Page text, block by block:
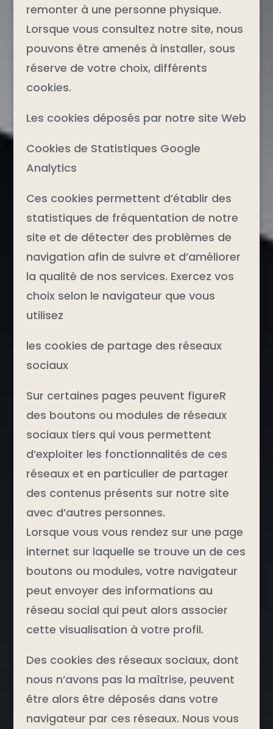
remonter à une personne physique.
Lorsque vous consultez notre site, nous
pouvons être amenés à installer, sous
réserve de votre choix, différents
cookies.
Les cookies déposés par notre site Web
Cookies de Statistiques Google
Analytics
Ces cookies permettent d’établir des
statistiques de fréquentation de notre
site et de détecter des problèmes de
navigation afin de suivre et d’améliorer
la qualité de nos services. Exercez vos
choix selon le navigateur que vous
utilisez
les cookies de partage des réseaux
sociaux
Sur certaines pages peuvent figureR
des boutons ou modules de réseaux
sociaux tiers qui vous permettent
d’exploiter les fonctionnalités de ces
réseaux et en particulier de partager
des contenus présents sur notre site
avec d’autres personnes.
Lorsque vous vous rendez sur une page
internet sur laquelle se trouve un de ces
boutons ou modules, votre navigateur
peut envoyer des informations au
réseau social qui peut alors associer
cette visualisation à votre profil.
Des cookies des réseaux sociaux, dont
nous n’avons pas la maîtrise, peuvent
être alors être déposés dans votre
navigateur par ces réseaux. Nous vous